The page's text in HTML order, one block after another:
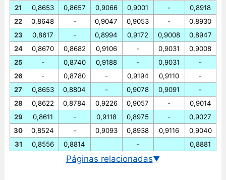
21
22
23
24
25
26
27
28
29
30
31
0,8653
0,8648
0,8617
0,8670
-
-
0,8653
0,8622
0,8611
0,8524
0,8556
0,8657
-
-
0,8682
0,8740
0,8780
0,8804
0,8784
-
-
0,8814
0,9066
0,9047
0,8994
0,9106
0,9188
-
-
0,9226
0,9118
0,9093
0,9001
0,9053
0,9172
-
-
0,9194
0,9078
0,9057
0,8975
0,8938
-
-
-
0,9008
0,9031
0,9031
0,9110
0,9091
-
-
0,9116
0,8918
0,8930
0,8947
0,9008
-
-
-
0,9014
0,9027
0,9040
0,8881
Páginas relacionadas▼